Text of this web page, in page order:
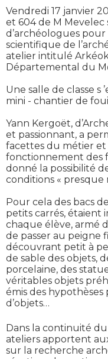
Vendredi 17 janvier
et 604 de M Mevelec
d’archéologues
scientifique de
atelier intitulé
Départemental du
Une salle de classe
mini - chantier de
Yann Kergoët,
et passionnant, a
facettes du métier
fonctionnement des
donné la possibilité
conditions « presque
Pour cela des bacs
petits carrés, étaient
chaque élève, armé
de passer au peigne
découvrant petit à
de sable des objets,
porcelaine, des
véritables objets
émis des
d’objets…
Dans la continuité
ateliers apportent
sur la recherche